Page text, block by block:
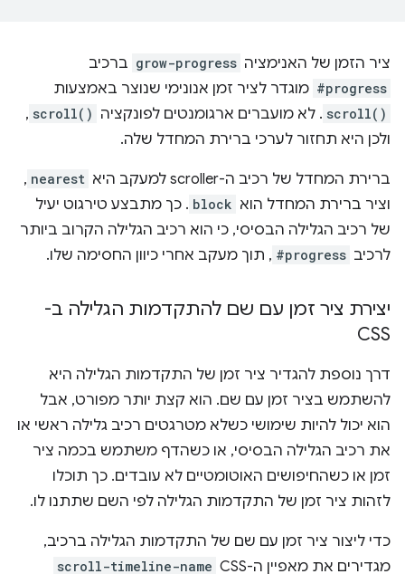
ציר הזמן של האנימציה grow-progress ברכיב
#progress מוגדר לציר זמן אנונימי שנוצר באמצעות
scroll() . לא מועברים ארגומנטים לפונקציה scroll()
,
ולכן היא תחזור לערכי ברירת המחדל שלה.
ברירת המחדל של רכיב ה-scroller למעקב היא nearest
,
וציר ברירת המחדל הוא block . כך מתבצע טירגוט יעיל
של רכיב הגלילה הבסיסי, כי הוא רכיב הגלילה הקרוב ביותר
לרכיב #progress , תוך מעקב אחרי כיוון החסימה שלו.
יצירת ציר זמן עם שם להתקדמות הגלילה ב-
CSS
דרך נוספת להגדיר ציר זמן של התקדמות הגלילה היא
להשתמש בציר זמן עם שם. הוא קצת יותר מפורט, אבל
הוא יכול להיות שימושי כשלא מטרגטים רכיב גלילה ראשי או
את רכיב הגלילה הבסיסי, או כשהדף משתמש בכמה ציר
זמן או כשהחיפושים האוטומטיים לא עובדים. כך תוכלו
לזהות ציר זמן של התקדמות הגלילה לפי השם שתתנו לו.
כדי ליצור ציר זמן עם שם של התקדמות הגלילה ברכיב,
מגדירים את מאפיין ה-CSS‏
scroll-timeline-name